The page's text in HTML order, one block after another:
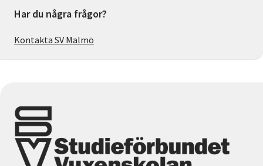
Har du några frågor?
Kontakta SV Malmö